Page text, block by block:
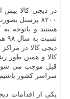
دیجی کالا در
کالا و همین طور
قبل موجب می
سراسر کشور